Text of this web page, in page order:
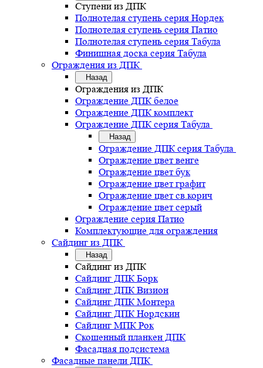
Ступени из ДПК
Полнотелая ступень серия Нордек
Полнотелая ступень серия Патио
Полнотелая ступень серия Табула
Финишная доска серия Табула
Ограждения из ДПК
Назад
Ограждения из ДПК
Ограждение ДПК белое
Ограждение ДПК комплект
Ограждение ДПК серия Табула
Назад
Ограждение ДПК серия Табула
Ограждение цвет венге
Ограждение цвет бук
Ограждение цвет графит
Ограждение цвет св.корич
Ограждение цвет серый
Ограждение серия Патио
Комплектующие для ограждения
Сайдинг из ДПК
Назад
Сайдинг из ДПК
Сайдинг ДПК Борк
Сайдинг ДПК Визион
Сайдинг ДПК Монтера
Сайдинг ДПК Нордскин
Сайдинг МПК Рок
Скошенный планкен ДПК
Фасадная подсистема
Фасадные панели ДПК